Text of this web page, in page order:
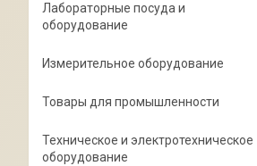
Лабораторные посуда и
оборудование
Измерительное оборудование
Товары для промышленности
Техническое и электротехническое
оборудование